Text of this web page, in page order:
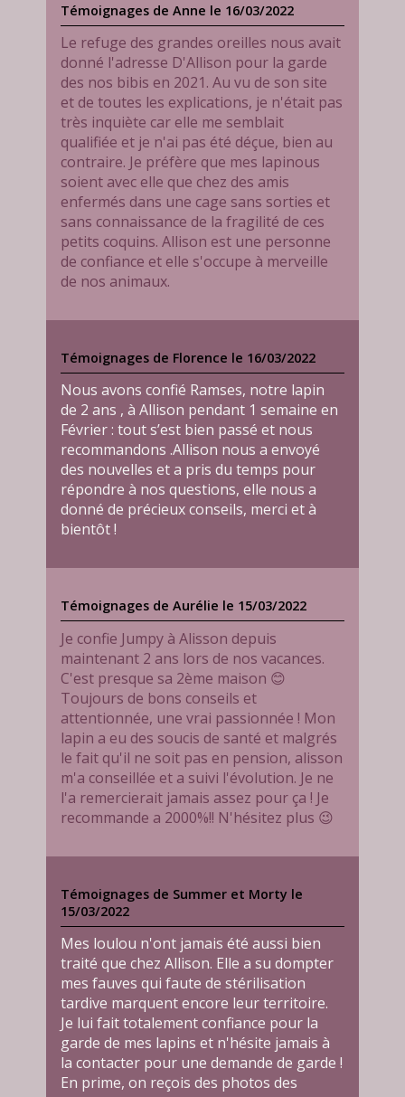
Témoignages de Anne le 16/03/2022
Le refuge des grandes oreilles nous avait
donné l'adresse D'Allison pour la garde
des nos bibis en 2021. Au vu de son site
et de toutes les explications, je n'était pas
très inquiète car elle me semblait
qualifiée et je n'ai pas été déçue, bien au
contraire. Je préfère que mes lapinous
soient avec elle que chez des amis
enfermés dans une cage sans sorties et
sans connaissance de la fragilité de ces
petits coquins. Allison est une personne
de confiance et elle s'occupe à merveille
de nos animaux.
Témoignages de Florence le 16/03/2022
Nous avons confié Ramses, notre lapin
de 2 ans , à Allison pendant 1 semaine en
Février : tout s’est bien passé et nous
recommandons .Allison nous a envoyé
des nouvelles et a pris du temps pour
répondre à nos questions, elle nous a
donné de précieux conseils, merci et à
bientôt !
Témoignages de Aurélie le 15/03/2022
Je confie Jumpy à Alisson depuis
maintenant 2 ans lors de nos vacances.
C'est presque sa 2ème maison 😊
Toujours de bons conseils et
attentionnée, une vrai passionnée ! Mon
lapin a eu des soucis de santé et malgrés
le fait qu'il ne soit pas en pension, alisson
m'a conseillée et a suivi l'évolution. Je ne
l'a remercierait jamais assez pour ça ! Je
recommande a 2000%!! N'hésitez plus 😉
Témoignages de Summer et Morty le
15/03/2022
Mes loulou n'ont jamais été aussi bien
traité que chez Allison. Elle a su dompter
mes fauves qui faute de stérilisation
tardive marquent encore leur territoire.
Je lui fait totalement confiance pour la
garde de mes lapins et n'hésite jamais à
la contacter pour une demande de garde !
En prime, on reçois des photos des